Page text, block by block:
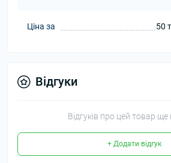
Ціна за 50
Відгуки
Відгуків про цей товар ще
+ Додати відгук